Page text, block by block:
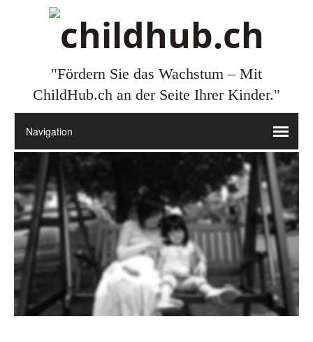
"Fördern Sie das Wachstum – Mit
ChildHub.ch an der Seite Ihrer Kinder."